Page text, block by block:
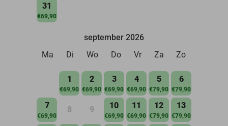
31
€69,90
september 2026
Ma
Di Wo Do Vr Za Zo
1
€69,90
2
€69,90
3
€69,90
4
€69,90
5
€79,90
6
€79,90
7
€69,90
8 9 10
€69,90
11
€69,90
12
€79,90
13
€79,90